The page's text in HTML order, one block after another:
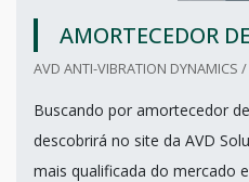
AMORTECEDOR
AVD ANTI-VIBRATION DYNAMICS
Buscando por amortecedor
descobrirá no site da AVD
mais qualificada do mercado